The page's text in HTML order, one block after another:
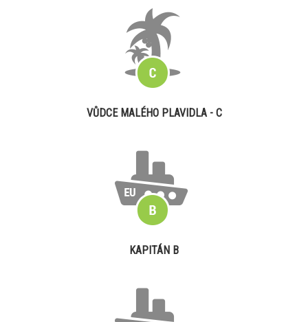
VŮDCE MALÉHO PLAVIDLA - C
KAPITÁN B